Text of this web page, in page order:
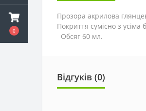
0
Прозора акрилова
Покриття сумісно з
Обсяг 60 мл.
Відгуків (0)